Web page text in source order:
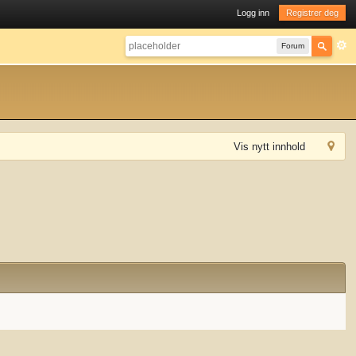
Logg inn Registrer deg
Forum
Vis nytt innhold